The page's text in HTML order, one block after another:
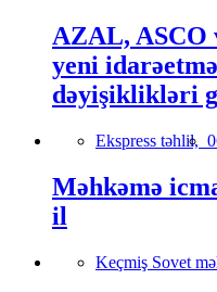
AZAL, ASCO
yeni
dəyişiklikləri
Ekspress təhlil,
Məhkəmə
il
Keçmiş Sovet